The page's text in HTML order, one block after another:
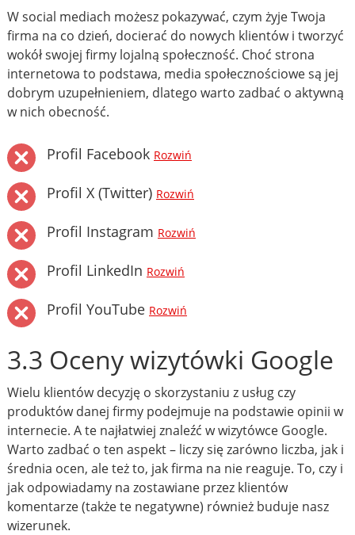
W social mediach możesz pokazywać, czym żyje Twoja
firma na co dzień, docierać do nowych klientów i tworzyć
wokół swojej firmy lojalną społeczność. Choć strona
internetowa to podstawa, media społecznościowe są jej
dobrym uzupełnieniem, dlatego warto zadbać o aktywną
w nich obecność.
Profil Facebook Rozwiń
Profil X (Twitter) Rozwiń
Profil Instagram Rozwiń
Profil LinkedIn Rozwiń
Profil YouTube Rozwiń
3.3 Oceny wizytówki Google
Wielu klientów decyzję o skorzystaniu z usług czy
produktów danej firmy podejmuje na podstawie opinii w
internecie. A te najłatwiej znaleźć w wizytówce Google.
Warto zadbać o ten aspekt – liczy się zarówno liczba, jak i
średnia ocen, ale też to, jak firma na nie reaguje. To, czy i
jak odpowiadamy na zostawiane przez klientów
komentarze (także te negatywne) również buduje nasz
wizerunek.